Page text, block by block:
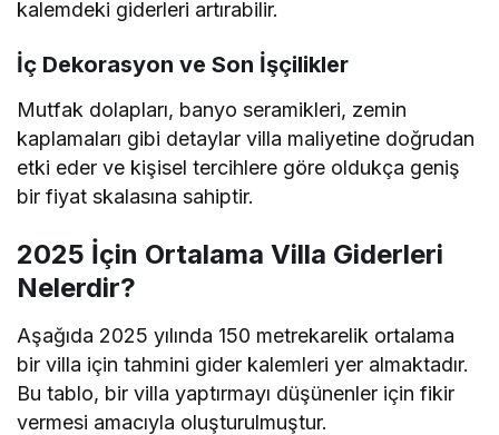
kalemdeki giderleri artırabilir.
İç Dekorasyon ve Son İşçilikler
Mutfak dolapları, banyo seramikleri, zemin
kaplamaları gibi detaylar villa maliyetine doğrudan
etki eder ve kişisel tercihlere göre oldukça geniş
bir fiyat skalasına sahiptir.
2025 İçin Ortalama Villa Giderleri
Nelerdir?
Aşağıda 2025 yılında 150 metrekarelik ortalama
bir villa için tahmini gider kalemleri yer almaktadır.
Bu tablo, bir villa yaptırmayı düşünenler için fikir
vermesi amacıyla oluşturulmuştur.